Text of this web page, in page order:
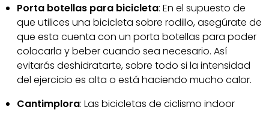
Porta botellas para bicicleta: En el supuesto de
que utilices una bicicleta sobre rodillo, asegúrate de
que esta cuenta con un porta botellas para poder
colocarla y beber cuando sea necesario. Así
evitarás deshidratarte, sobre todo si la intensidad
del ejercicio es alta o está haciendo mucho calor.
Cantimplora: Las bicicletas de ciclismo indoor